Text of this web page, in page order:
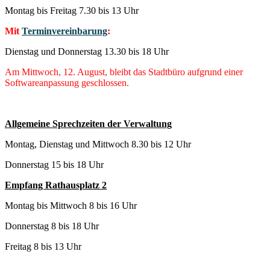
Montag bis Freitag 7.30 bis 13 Uhr
Mit Terminvereinbarung:
Dienstag und Donnerstag 13.30 bis 18 Uhr
Am Mittwoch, 12. August, bleibt das Stadtbüro aufgrund einer
Softwareanpassung geschlossen.
Allgemeine Sprechzeiten der Verwaltung
Montag, Dienstag und Mittwoch 8.30 bis 12 Uhr
Donnerstag 15 bis 18 Uhr
Empfang Rathausplatz 2
Montag bis Mittwoch 8 bis 16 Uhr
Donnerstag 8 bis 18 Uhr
Freitag 8 bis 13 Uhr